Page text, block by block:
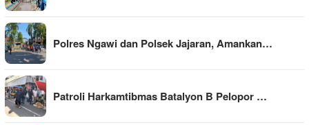
Polres Ngawi dan Polsek Jajaran, Amankan…
Patroli Harkamtibmas Batalyon B Pelopor …